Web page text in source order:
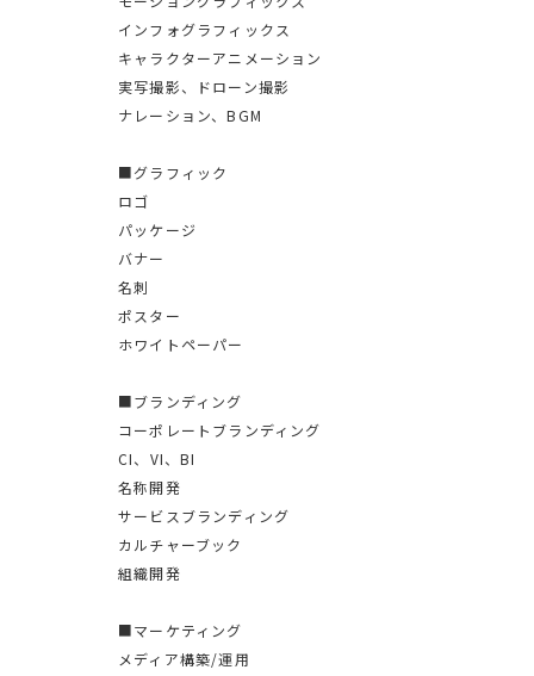
インフォグラフィックス
キャラクターアニメーション
実写撮影、ドローン撮影
ナレーション、BGM
■グラフィック
ロゴ
パッケージ
バナー
名刺
ポスター
ホワイトペーパー
■ブランディング
コーポレートブランディング
CI、VI、BI
名称開発
サービスブランディング
カルチャーブック
組織開発
■マーケティング
メディア構築/運用